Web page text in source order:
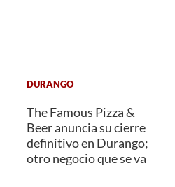
DURANGO
The Famous Pizza &
Beer anuncia su cierre
definitivo en Durango;
otro negocio que se va